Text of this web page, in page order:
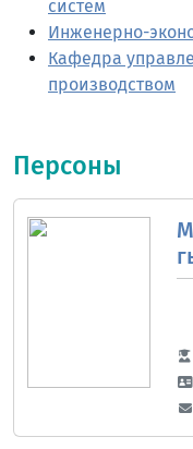
систем
Инженерно-
Кафедра
производством
Персоны